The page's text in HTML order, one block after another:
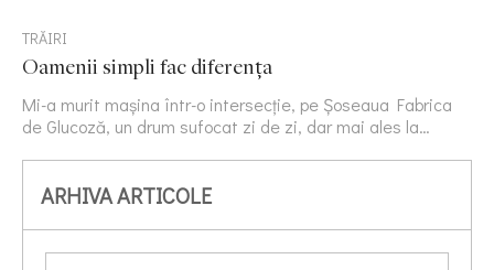
TRĂIRI
Oamenii simpli fac diferența
Mi-a murit mașina într-o intersecție, pe Șoseaua Fabrica
de Glucoză, un drum sufocat zi de zi, dar mai ales la…
ARHIVA ARTICOLE